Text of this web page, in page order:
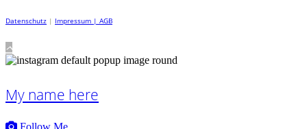
Datenschutz | Impressum | AGB
My name here
Follow Me